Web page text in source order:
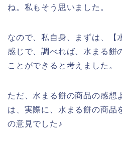
ね。私もそう思いました。
なので、私自身、まずは、
感じで、調べれば、水まる餅
ことができると考えました。
ただ、水まる餅の商品の感想
は、実際に、水まる餅の商品
の意見でした♪